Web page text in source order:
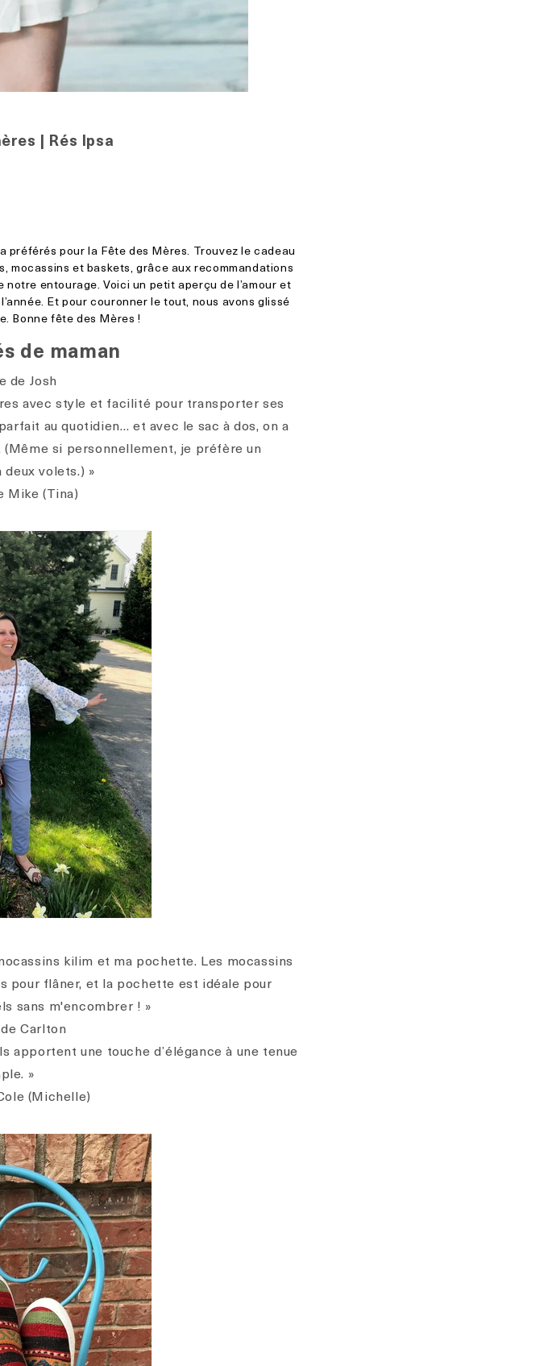
| Rés Ipsa
préférés pour la Fête des Mères. Trouvez le cadeau
mocassins et baskets, grâce aux recommandations
entourage. Voici un petit aperçu de l’amour et
Et pour couronner le tout, nous avons glissé
Bonne fête des Mères !
de maman
de Josh
avec style et facilité pour transporter ses
au quotidien… et avec le sac à dos, on a
si personnellement, je préfère un
volets.) »
Mike (Tina)
kilim et ma pochette. Les mocassins
pour flâner, et la pochette est idéale pour
sans m'encombrer ! »
Carlton
apportent une touche d’élégance à une tenue
»
(Michelle)